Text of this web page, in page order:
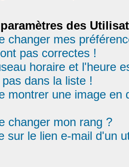
des
changer mes
pas correctes !
horaire et l'heure
dans la liste !
montrer une image
changer mon rang ?
sur le lien e-mail d'un